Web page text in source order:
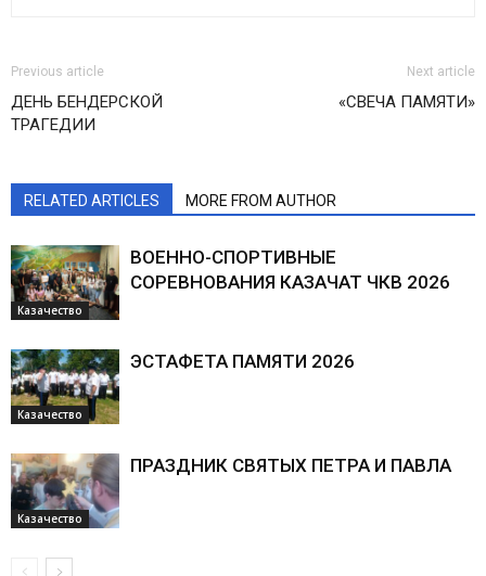
Previous article
ДЕНЬ БЕНДЕРСКОЙ
ТРАГЕДИИ
Next article
«СВЕЧА ПАМЯТИ»
RELATED ARTICLES MORE FROM AUTHOR
Казачество
ВОЕННО-СПОРТИВНЫЕ
СОРЕВНОВАНИЯ КАЗАЧАТ ЧКВ 2026
Казачество
ЭСТАФЕТА ПАМЯТИ 2026
Казачество
ПРАЗДНИК СВЯТЫХ ПЕТРА И ПАВЛА